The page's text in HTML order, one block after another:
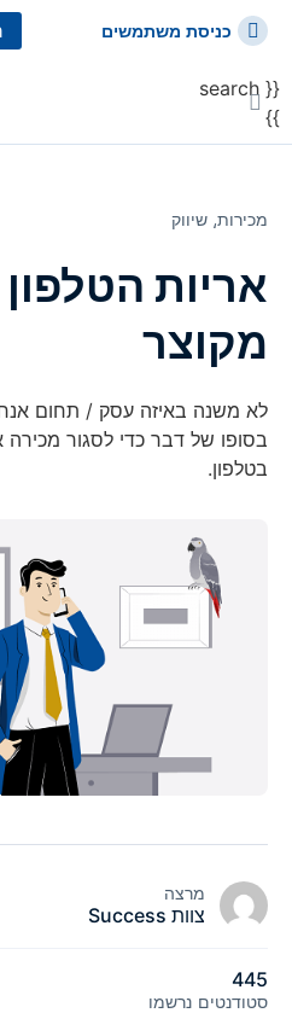
כניסת משתמשים
{{ search
}}
מכירות⸲ שיווק
אריות
מקוצר
לא משנה באיזה עסק / תחום
בסופו של דבר כדי לסגור
בטלפון.
מרצה
צוות Success
445
סטודנטים נרשמו